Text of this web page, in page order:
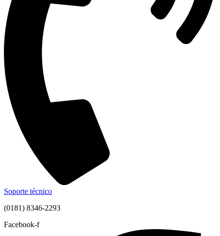
Soporte técnico
(0181) 8346-2293
Facebook-f